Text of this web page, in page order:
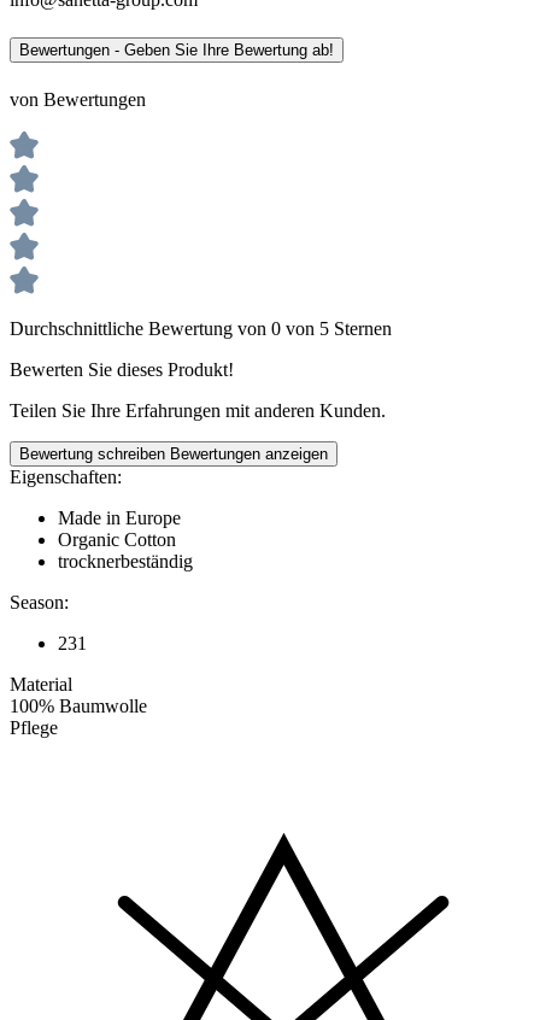
Bewertungen - Geben Sie Ihre Bewertung ab!
von Bewertungen
Durchschnittliche Bewertung von 0 von 5 Sternen
Bewerten Sie dieses Produkt!
Teilen Sie Ihre Erfahrungen mit anderen Kunden.
Bewertung schreiben Bewertungen anzeigen
Eigenschaften:
Made in Europe
Organic Cotton
trocknerbeständig
Season:
231
Material
100% Baumwolle
Pflege